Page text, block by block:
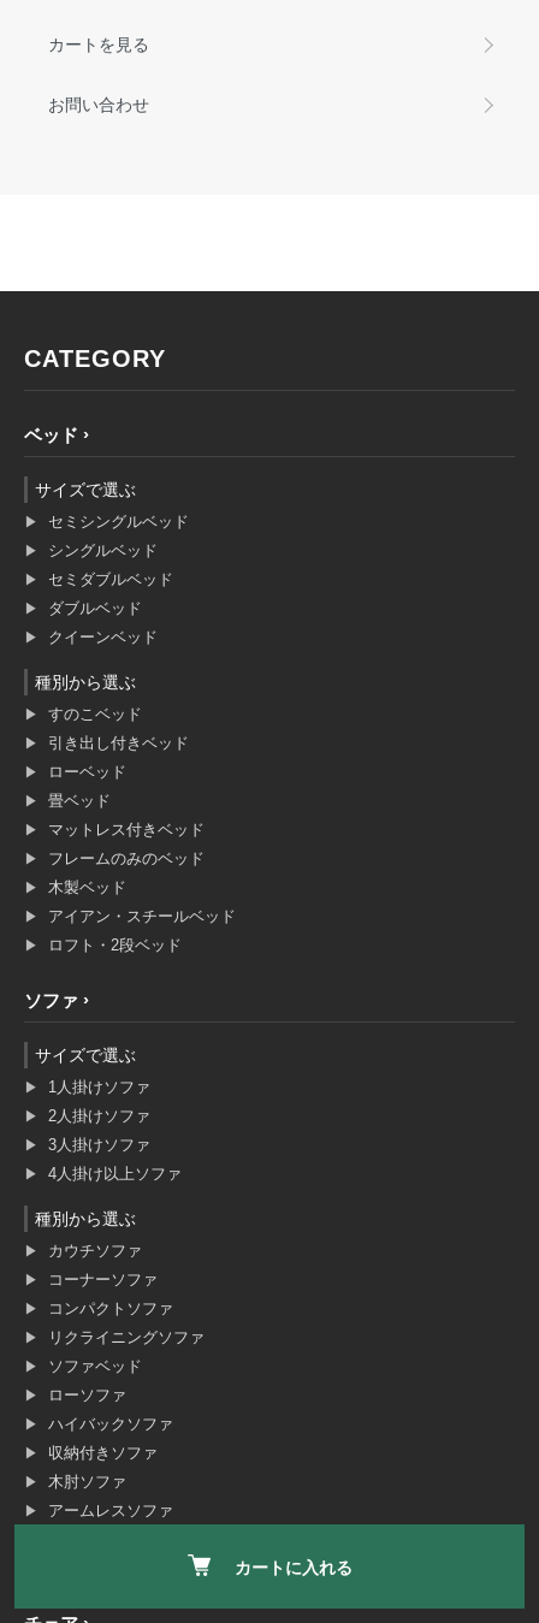
カートに入れる
カートを見る
お問い合わせ
CATEGORY
ベッド
サイズで選ぶ
セミシングルベッド
シングルベッド
セミダブルベッド
ダブルベッド
クイーンベッド
種別から選ぶ
すのこベッド
引き出し付きベッド
ローベッド
畳ベッド
マットレス付きベッド
フレームのみのベッド
木製ベッド
アイアン・スチールベッド
ロフト・2段ベッド
ソファ
サイズで選ぶ
1人掛けソファ
2人掛けソファ
3人掛けソファ
4人掛け以上ソファ
種別から選ぶ
カウチソファ
コーナーソファ
コンパクトソファ
リクライニングソファ
ソファベッド
ローソファ
ハイバックソファ
収納付きソファ
木肘ソファ
アームレスソファ